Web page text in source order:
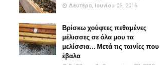
Δευτέρα, Ιουνίου 06, 2016
Βρίσκω χούφτες πεθαμένες
μέλισσες σε όλα μου τα
μελίσσια... Μετά τις ταινίες που
έβαλα